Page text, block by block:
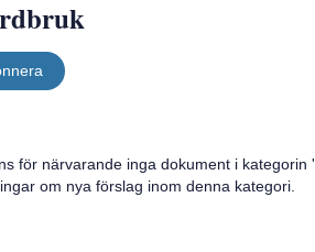
för närvarande inga dokument i kategorin '
om nya förslag inom denna kategori.